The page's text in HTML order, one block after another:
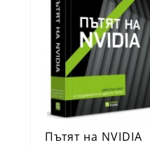
Пътят на NVIDIA